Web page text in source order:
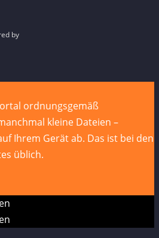
by
ordnungsgemäß
kleine Dateien –
Ihrem Gerät ab. Das ist bei den
üblich.